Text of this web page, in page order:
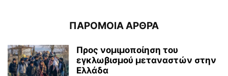
ΠΑΡΟΜΟΙΑ ΑΡΘΡΑ
Προς νομιμοποίηση του
εγκλωβισμού μεταναστών στην
Ελλάδα